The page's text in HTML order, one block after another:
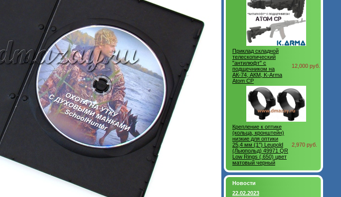
Приклад складной
телескопический
"антилюфт" с
подщечником на
АК-74, АКМ, K-Arma
Atom CP
12,000 руб.
Крепление к оптике
(кольца, кронштейн)
низкие для оптики
25,4 мм (1") Leupold
(Льюпольд) 49971 QR
Low Rings (.650) цвет
матовый черный
2,970 руб.
Новости
22.02.2023